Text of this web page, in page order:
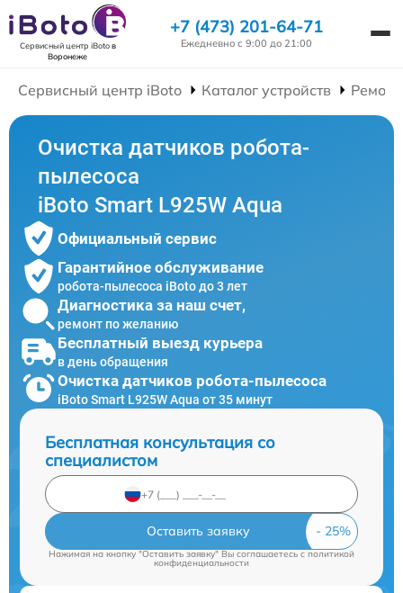
Сервисный центр iBotoв
Воронеже
+7 (473) 201-64-71
Ежедневно с 9:00 до 21:00
Сервисный центр iBoto Каталог устройств
Очистка датчиков робота-
пылесоса
iBoto Smart L925W Aqua
Официальный сервис
Гарантийное обслуживание
робота-пылесоса iBoto до 3 лет
Диагностика за наш счет,
ремонт по желанию
Бесплатный выезд курьера
в день обращения
Очистка датчиков робота-пылесоса
iBoto Smart L925W Aqua от 35 минут
Бесплатная консультация со
специалистом
Оставить заявку
Нажимая на кнопку "Оставить заявку" Вы соглашаетесь c политикой
конфиденциальности